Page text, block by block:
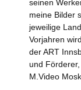
seinen
meine Bilder
jeweilige
Vorjahren
der ART
und
M.Video